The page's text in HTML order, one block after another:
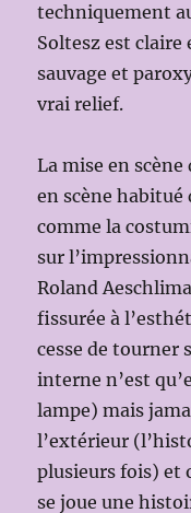
techniquement
Soltesz est claire
sauvage et
vrai relief.
La mise en
en scène habitué
comme la
sur
Roland
fissurée à
cesse de tourner
interne n’est
lampe) mais
l’extérieur
plusieurs fois) et
se joue une